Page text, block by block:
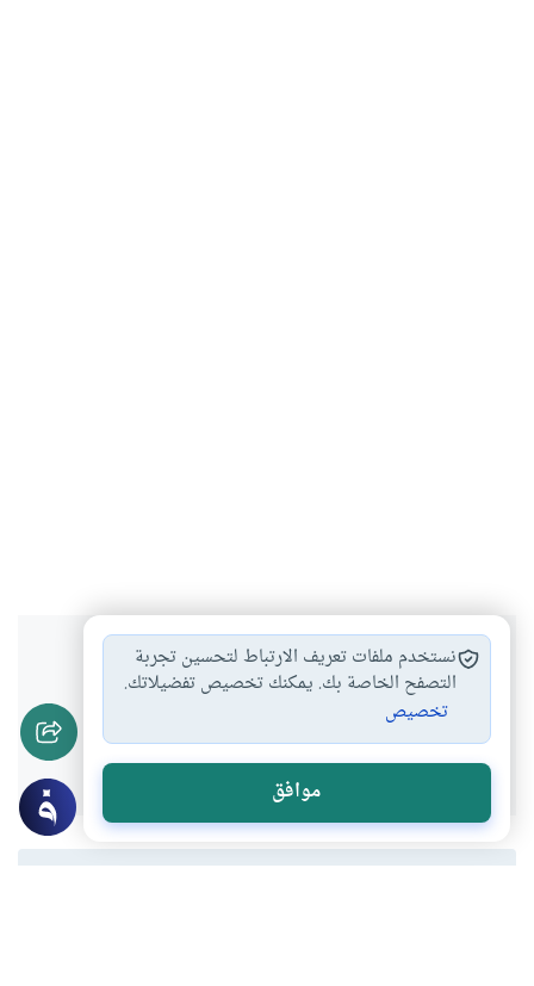
هل انتفعت بهذا المحتوى؟
نعم لا
نستخدم ملفات تعريف الارتباط لتحسين تجربة
التصفح الخاصة بك. يمكنك تخصيص تفضيلاتك.
تخصيص
موافق